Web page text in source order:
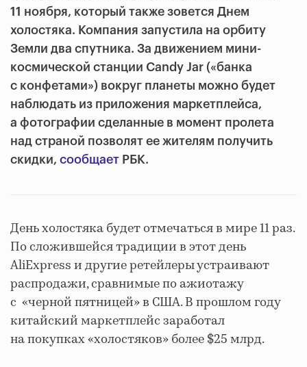
11 ноября, который также зовется Днем
холостяка. Компания запустила на орбиту
Земли два спутника. За движением мини-
космической станции Candy Jar («банка
с конфетами») вокруг планеты можно будет
наблюдать из приложения маркетплейса,
а фотографии сделанные в момент пролета
над страной позволят ее жителям получить
скидки, сообщает РБК.
День холостяка будет отмечаться в мире 11 раз.
По сложившейся традиции в этот день
AliExpress и другие ретейлеры устраивают
распродажи, сравнимые по ажиотажу
с «черной пятницей» в США. В прошлом году
китайский маркетплейс заработал
на покупках «холостяков» более $25 млрд.